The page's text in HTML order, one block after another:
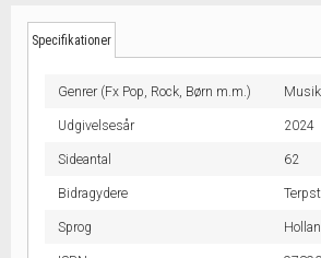
Specifikationer
Genrer (Fx Pop, Rock, Børn m.m.)
Udgivelsesår 2024
Sideantal 62
Bidragydere
Sprog